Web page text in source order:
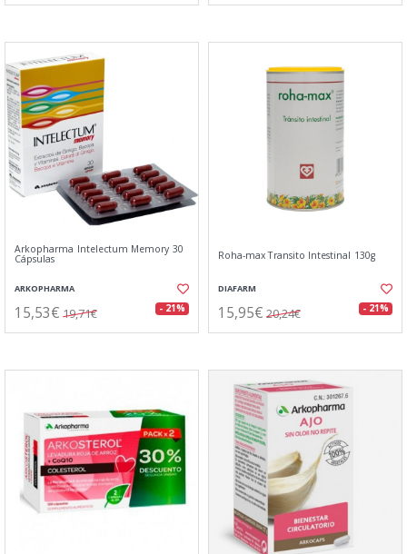
Arkopharma Intelectum Memory 30
Cápsulas
ARKOPHARMA
15,53€ 19,71€ - 21%
Roha-max Transito Intestinal 130g
DIAFARM
15,95€ 20,24€ - 21%